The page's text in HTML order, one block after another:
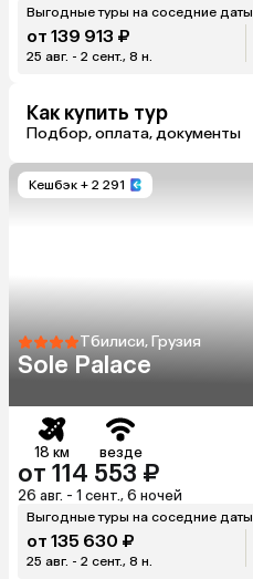
Выгодные туры на соседние даты
от 139 913 ₽
25 авг. - 2 сент., 8 н.
Как купить тур
Подбор, оплата, документы
Кешбэк + 2 291
Тбилиси, Грузия
Sole Palace
18 км везде
от 114 553 ₽
26 авг. - 1 сент., 6 ночей
Выгодные туры на соседние даты
от 135 630 ₽
25 авг. - 2 сент., 8 н.